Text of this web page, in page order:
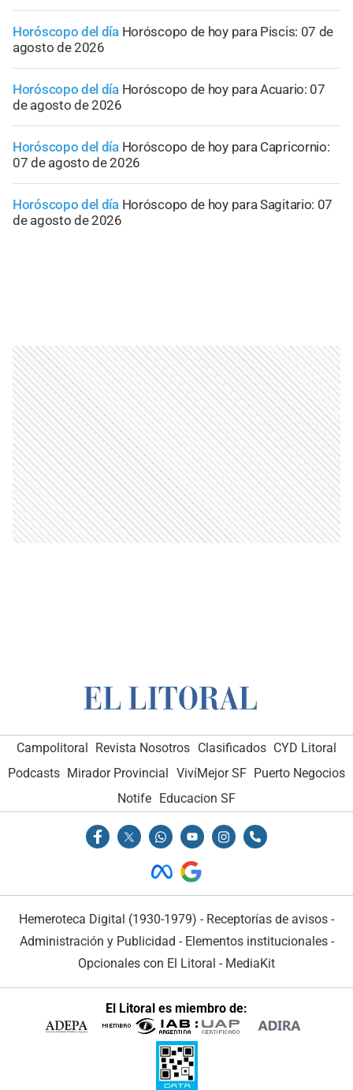
Horóscopo del día Horóscopo de hoy para Piscis: 07 de
agosto de 2026
Horóscopo del día Horóscopo de hoy para Acuario: 07
de agosto de 2026
Horóscopo del día Horóscopo de hoy para Capricornio:
07 de agosto de 2026
Horóscopo del día Horóscopo de hoy para Sagitario: 07
de agosto de 2026
Campolitoral Revista Nosotros Clasificados CYD Litoral
Podcasts Mirador Provincial VivíMejor SF Puerto Negocios
Notife Educacion SF
Hemeroteca Digital (1930-1979) - Receptorías de avisos -
Administración y Publicidad - Elementos institucionales-
Opcionales con El Litoral - MediaKit
El Litoral es miembro de: